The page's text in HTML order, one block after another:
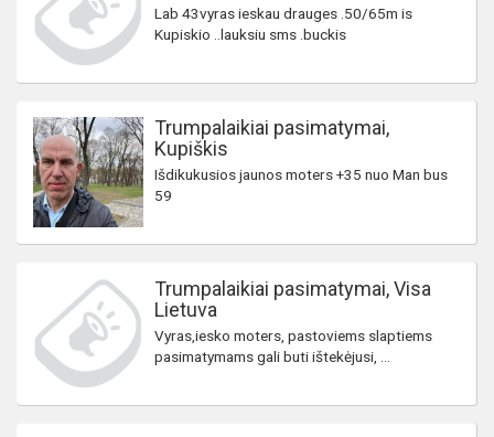
Lab 43vyras ieskau drauges .50/65m is
Kupiskio ..lauksiu sms .buckis
Trumpalaikiai pasimatymai,
Kupiškis
Išdikukusios jaunos moters +35 nuo Man bus
59
Trumpalaikiai pasimatymai, Visa
Lietuva
Vyras,iesko moters, pastoviems slaptiems
pasimatymams gali buti ištekėjusi, ...